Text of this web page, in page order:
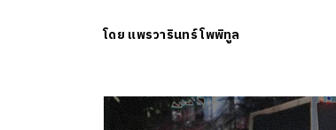
โดย แพรวารินทร์ โพพิทูล